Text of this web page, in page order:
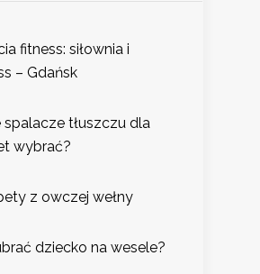
fitness: siłownia i
– Gdańsk
spalacze tłuszczu dla
wybrać?
z owczej wełny
dziecko na wesele?